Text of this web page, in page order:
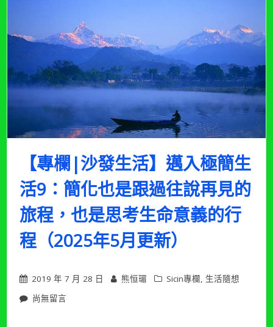
本
日
子
欲
並
提
升
生
活
品
質
（2025
月
更
【專欄|沙發生活】邁入極簡生
活9：簡化也是跟過往說再見的
旅程，也是思考生命意義的行
程（2025年5月更新）
2019 年 7 月 28 日 熊恒瑂 Sicin專欄, 生活隨想
在
尚無留言